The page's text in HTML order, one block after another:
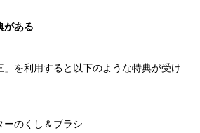
がある
」を利用すると以下のような特典が受け
ーのくし＆ブラシ